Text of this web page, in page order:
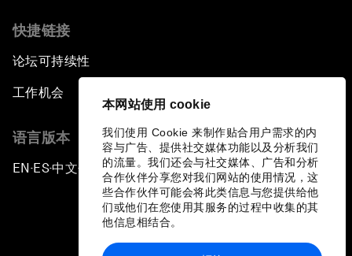
本网站使用 cookie
我们使用 Cookie 来制作贴合用户需求的内
容与广告、提供社交媒体功能以及分析我们
的流量。我们还会与社交媒体、广告和分析
合作伙伴分享您对我们网站的使用情况，这
些合作伙伴可能会将此类信息与您提供给他
们或他们在您使用其服务的过程中收集的其
他信息相结合。
快捷链接
论坛可持续性
工作机会
语言版本
EN ▪ES▪中文▪ 日本語